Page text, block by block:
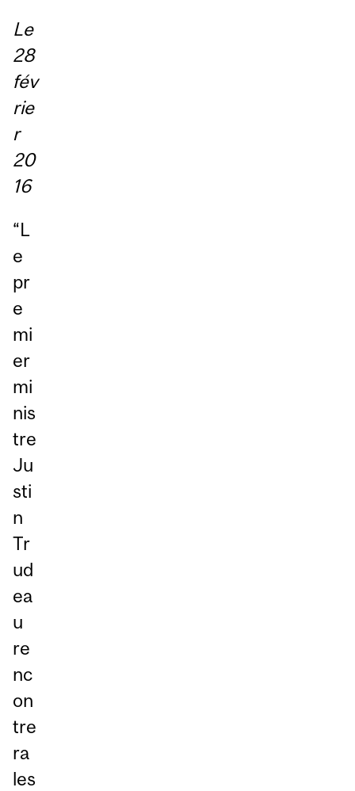
Le
28
fév
rie
r
20
16
“L
e
pr
e
mi
er
mi
nis
tre
Ju
sti
n
Tr
ud
ea
u
re
nc
on
tre
ra
les